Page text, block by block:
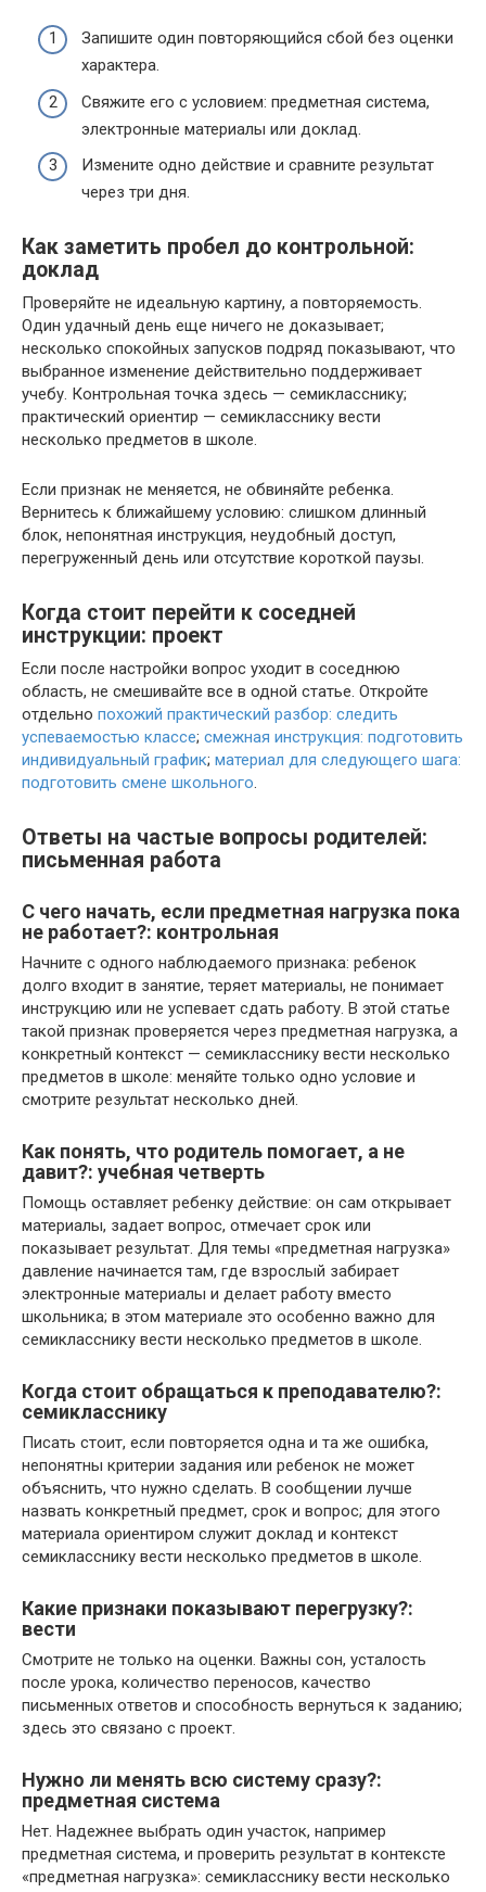
Запишите один повторяющийся сбой без оценки
характера.
Свяжите его с условием: предметная система,
электронные материалы или доклад.
Измените одно действие и сравните результат
через три дня.
Как заметить пробел до контрольной:
доклад
Проверяйте не идеальную картину, а повторяемость.
Один удачный день еще ничего не доказывает;
несколько спокойных запусков подряд показывают, что
выбранное изменение действительно поддерживает
учебу. Контрольная точка здесь — семикласснику;
практический ориентир — семикласснику вести
несколько предметов в школе.
Если признак не меняется, не обвиняйте ребенка.
Вернитесь к ближайшему условию: слишком длинный
блок, непонятная инструкция, неудобный доступ,
перегруженный день или отсутствие короткой паузы.
Когда стоит перейти к соседней
инструкции: проект
Если после настройки вопрос уходит в соседнюю
область, не смешивайте все в одной статье. Откройте
отдельно похожий практический разбор: следить
успеваемостью классе; смежная инструкция: подготовить
индивидуальный график; материал для следующего шага:
подготовить смене школьного.
Ответы на частые вопросы родителей:
письменная работа
С чего начать, если предметная нагрузка пока
не работает?: контрольная
Начните с одного наблюдаемого признака: ребенок
долго входит в занятие, теряет материалы, не понимает
инструкцию или не успевает сдать работу. В этой статье
такой признак проверяется через предметная нагрузка, а
конкретный контекст — семикласснику вести несколько
предметов в школе: меняйте только одно условие и
смотрите результат несколько дней.
Как понять, что родитель помогает, а не
давит?: учебная четверть
Помощь оставляет ребенку действие: он сам открывает
материалы, задает вопрос, отмечает срок или
показывает результат. Для темы «предметная нагрузка»
давление начинается там, где взрослый забирает
электронные материалы и делает работу вместо
школьника; в этом материале это особенно важно для
семикласснику вести несколько предметов в школе.
Когда стоит обращаться к преподавателю?:
семикласснику
Писать стоит, если повторяется одна и та же ошибка,
непонятны критерии задания или ребенок не может
объяснить, что нужно сделать. В сообщении лучше
назвать конкретный предмет, срок и вопрос; для этого
материала ориентиром служит доклад и контекст
семикласснику вести несколько предметов в школе.
Какие признаки показывают перегрузку?:
вести
Смотрите не только на оценки. Важны сон, усталость
после урока, количество переносов, качество
письменных ответов и способность вернуться к заданию;
здесь это связано с проект.
Нужно ли менять всю систему сразу?:
предметная система
Нет. Надежнее выбрать один участок, например
предметная система, и проверить результат в контексте
«предметная нагрузка»: семикласснику вести несколько